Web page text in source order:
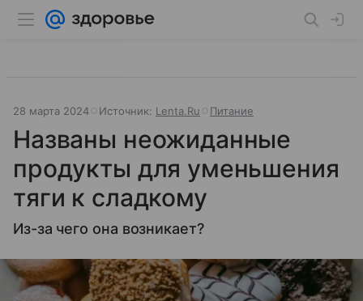
28 марта 2024 Источник: Lenta.Ru Питание
Названы неожиданные
продукты для уменьшения
тяги к сладкому
Из-за чего она возникает?